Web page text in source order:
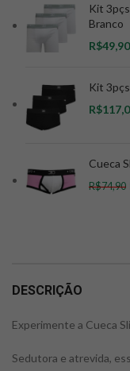
Kit
Branco
R$
Kit
R$
Cueca
R$74,90
DESCRIÇÃO
Experimente a Cueca
Sedutora e atrevida,